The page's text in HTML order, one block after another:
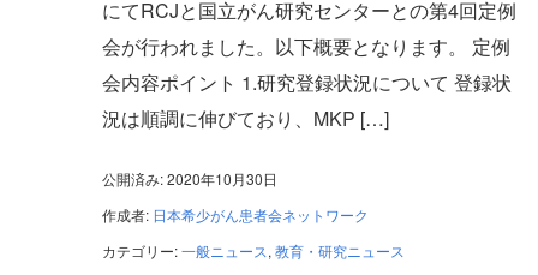
にてRCJと国立がん研究センターとの第4回定例
会が行われました。以下概要となります。 定例
会内容ポイント 1.研究登録状況について 登録状
況は順調に伸びており、MKP […]
公開済み: 2020年10月30日
作成者: 日本希少がん患者会ネットワーク
カテゴリー:一般ニュース, 教育・研究ニュース